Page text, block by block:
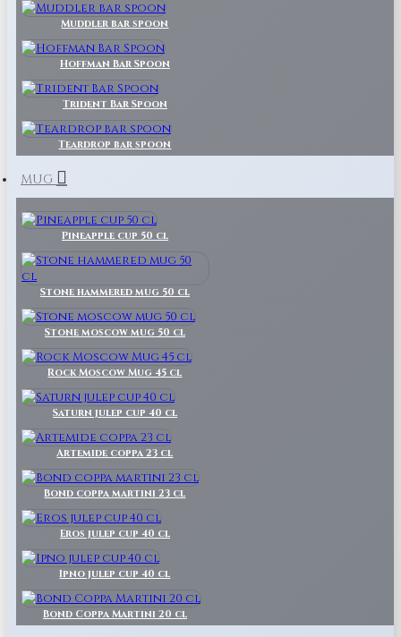
Muddler bar spoon
Hoffman Bar Spoon
Trident Bar Spoon
Teardrop bar spoon
MUG
Pineapple cup 50 cl
Stone hammered mug 50 cl
Stone moscow mug 50 cl
Rock Moscow Mug 45 cl
Saturn julep cup 40 cl
Artemide coppa 23 cl
Bond coppa martini 23 cl
Eros julep cup 40 cl
Ipno julep cup 40 cl
Bond Coppa Martini 20 cl